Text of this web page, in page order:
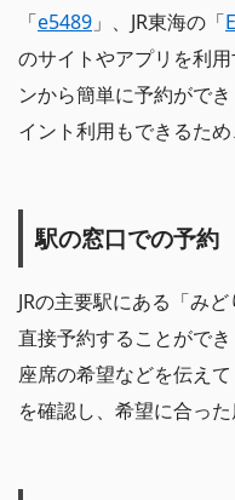
「e5489 」、JR東海の「
のサイトやアプリを利
ンから簡単に予約がで
イント利用もできるため
駅の窓口での予約
JRの主要駅にある「み
直接予約することがで
座席の希望などを伝え
を確認し、希望に合っ